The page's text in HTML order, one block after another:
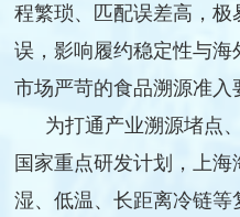
程繁琐、匹配误差高，
误，影响履约稳定性与
市场严苛的食品溯源准入
为打通产业溯源堵点
国家重点研发计划，上
湿、低温、长距离冷链